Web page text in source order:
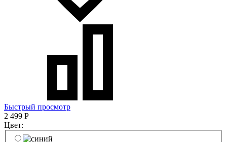
Быстрый просмотр
2 499 Р
Цвет: